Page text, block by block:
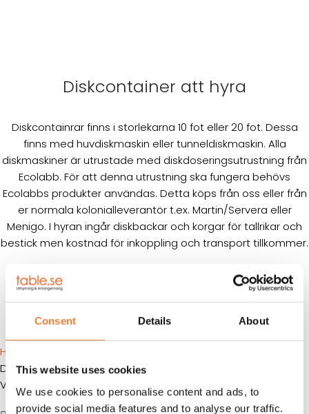
Consent Details About
This website uses cookies
We use cookies to personalise content and ads, to
provide social media features and to analyse our traffic.
Diskcontainer att hyra
Diskcontainrar finns i storlekarna 10 fot eller 20 fot. Dessa
finns med huvdiskmaskin eller tunneldiskmaskin. Alla
diskmaskiner är utrustade med diskdoseringsutrustning från
Ecolabb. För att denna utrustning ska fungera behövs
Ecolabbs produkter användas. Detta köps från oss eller från
er normala kolonialleverantör t.ex. Martin/Servera eller
Menigo. I hyran ingår diskbackar och korgar för tallrikar och
bestick men kostnad för inkoppling och transport tillkommer.
Referensprojekt kökslösningar
Hem
Diskcontainrar
Visar alla 4 resultat